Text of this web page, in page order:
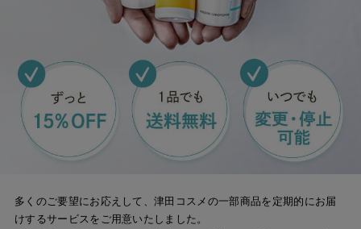
多くのご要望にお応えして、津田コスメの一部商品を定期的にお届
けするサービスをご用意いたしました。